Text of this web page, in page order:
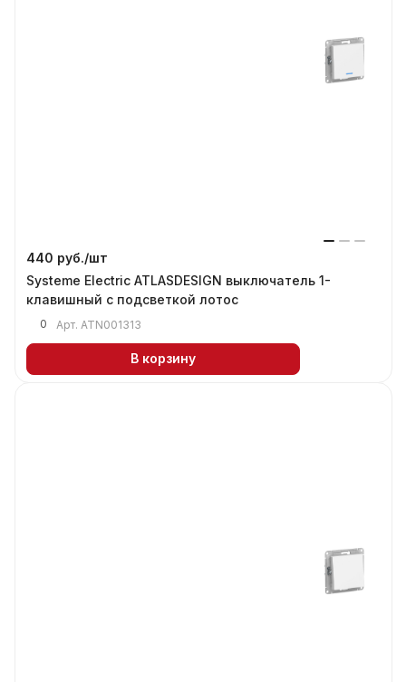
440 руб./шт
Systeme Electric ATLASDESIGN выключатель 1-
клавишный с подсветкой лотос
0 Арт. ATN001313
В корзину